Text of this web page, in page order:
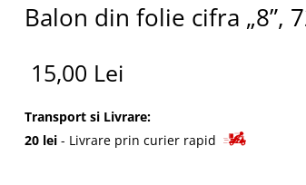
Balon din folie cifra „8”,
15,00 Lei
Transport si Livrare:
20 lei - Livrare prin curier rapid